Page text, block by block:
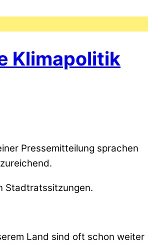
Klimapolitik
Pressemitteilung sprachen
Stadtratssitzungen.
Land sind oft schon weiter